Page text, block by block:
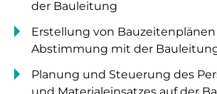
der Bauleitung
Erstellung von
Abstimmung mit der
Planung und Steuerung des